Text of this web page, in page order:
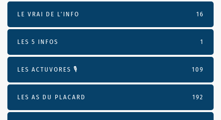
LE VRAI DE L’INFO 16
LES 5 INFOS 1
LES ACTUVORES 🎙 109
LES AS DU PLACARD 192